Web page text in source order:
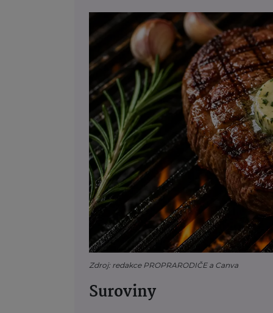
Zdroj: redakce PROPRARODIČE a Canva
Suroviny